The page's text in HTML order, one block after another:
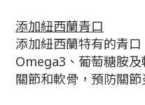
添加紐西蘭青口
添加紐西蘭特有的青
Omega3、葡萄糖胺
關節和軟骨，預防關節